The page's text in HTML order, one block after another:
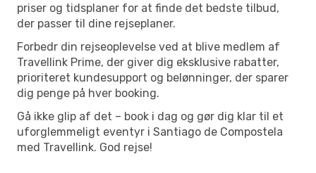
priser og tidsplaner for at finde det bedste tilbud,
der passer til dine rejseplaner.
Forbedr din rejseoplevelse ved at blive medlem af
Travellink Prime, der giver dig eksklusive rabatter,
prioriteret kundesupport og belønninger, der sparer
dig penge på hver booking.
Gå ikke glip af det – book i dag og gør dig klar til et
uforglemmeligt eventyr i Santiago de Compostela
med Travellink. God rejse!